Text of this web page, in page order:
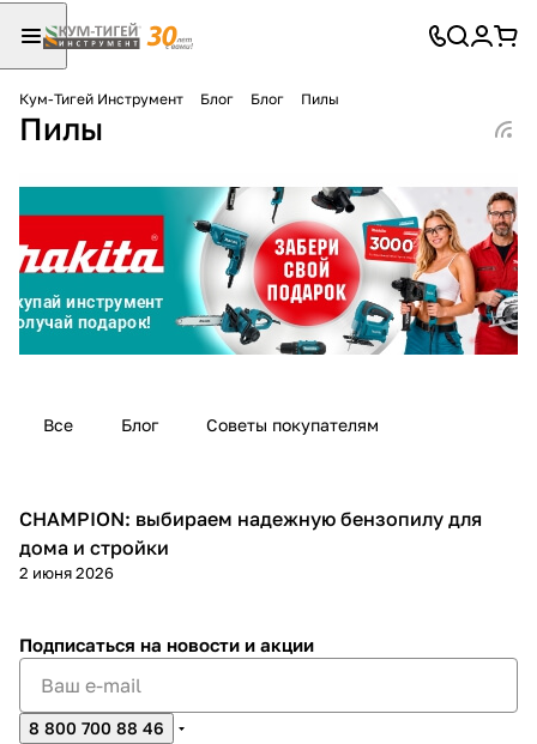
Кум-Тигей Инструмент Блог Блог Пилы
Пилы
Все Блог Советы покупателям
Пилы
2 июня 2026
CHAMPION: выбираем надежную бензопилу для
дома и стройки
Подписаться на новости и акции
8 800 700 88 46
Для клиентов всех банков
Разбейте
оплату на части
без переплат
Добавляйте товары
Оплачивайте сегодня только
25% картой любого банка